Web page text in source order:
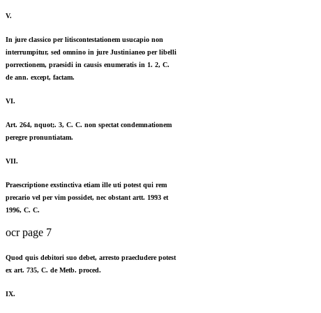
V.
In jure classico per litiscontestationem usucapio non
interrumpitur, sed omnino in jure Justinianeo per libelli
porrectionem, praesidi in causis enumeratis in 1. 2, C.
de ann. except, factam.
VI.
Art. 264, nquot;. 3, C. C. non spectat condemnationem
peregre pronuntiatam.
VII.
Praescriptione exstinctiva etiam ille uti potest qui rem
precario vel per vim possidet, nec obstant artt. 1993 et
1996, C. C.
ocr page 7
Quod quis debitori suo debet, arresto praecludere potest
ex art. 735, C. de Metb. proced.
IX.